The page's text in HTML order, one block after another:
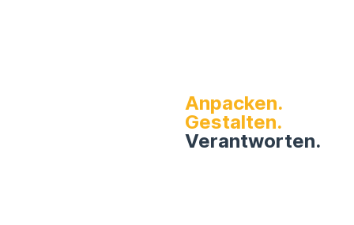
Anpacken.
Gestalten.
Verantworten.